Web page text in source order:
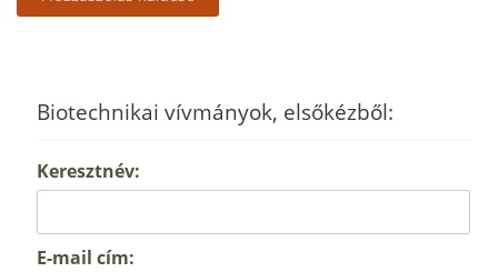
Biotechnikai vívmányok, elsőkézből:
Keresztnév:
E-mail cím: